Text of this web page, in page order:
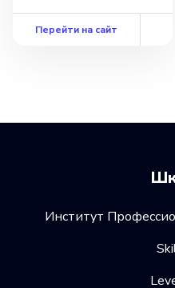
Перейти на сайт
Институт